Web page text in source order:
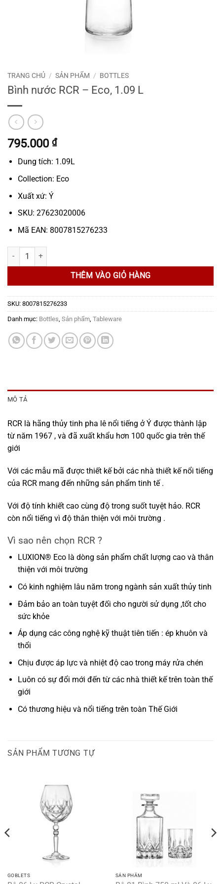
TRANG CHỦ / SẢN PHẨM / BOTTLES
Bình nước RCR – Eco, 1.09 L
795.000 ₫
Dung tích: 1.09L
Collection: Eco
Xuất xứ: Ý
SKU: 27623020006
Mã EAN: 8007815276233
Bình nước RCR - Eco, 1.09 L số lượng
THÊM VÀO GIỎ HÀNG
SKU: 8007815276233
Danh mục: Bottles Sản phẩm Tableware
MÔ TẢ
RCR là hãng thủy tinh pha lê nổi tiếng ở Ý được thành lập
từ năm 1967 , và đã xuất khẩu hơn 100 quốc gia trên thế
giới
Với các mẫu mã được thiết kế bởi các nhà thiết kế nổi tiếng
của RCR mang đến những sản phẩm tinh tế .
Với độ tính khiết cao cùng độ trong suốt tuyệt hảo. RCR
còn nổi tiếng vì độ thân thiện với môi trường .
Vì sao nên chọn RCR ?
LUXION® Eco là dòng sản phẩm chất lượng cao và thân
thiện với môi trường
Có kinh nghiệm lâu năm trong ngành sản xuất thủy tinh
Đảm bảo an toàn tuyệt đối cho người sử dụng ,tốt cho
sức khỏe
Áp dụng các công nghệ kỹ thuật tiên tiến : ép khuôn và
thổi
Chịu được áp lực và nhiệt độ cao trong máy rửa chén
Luôn có sự đổi mới đến từ các nhà thiết kế trên toàn thế
giới
Có thương hiệu và nổi tiếng trên toàn Thế Giới
SẢN PHẨM TƯƠNG TỰ
GOBLETS SẢN PHẨM